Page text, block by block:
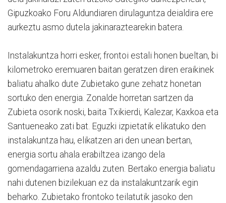
Gipuzkoako Foru Aldundiaren dirulaguntza deialdira ere
aurkeztu asmo dutela jakinaraztearekin batera.
Instalakuntza horri esker, frontoi estali honen bueltan, bi
kilometroko eremuaren baitan geratzen diren eraikinek
baliatu ahalko dute Zubietako gune zehatz honetan
sortuko den energia. Zonalde horretan sartzen da
Zubieta osorik noski, baita Txikierdi, Kalezar, Kaxkoa eta
Santueneako zati bat. Eguzki izpietatik elikatuko den
instalakuntza hau, elikatzen ari den unean bertan,
energia sortu ahala erabiltzea izango dela
gomendagarriena azaldu zuten. Bertako energia baliatu
nahi dutenen bizilekuan ez da instalakuntzarik egin
beharko. Zubietako frontoko teilatutik jasoko den